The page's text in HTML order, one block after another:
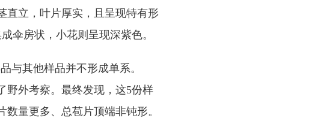
立，叶片厚实，且呈现特有形
伞房状，小花则呈现深紫色。
其他样品并不形成单系。
野外考察。最终发现，这5份样
量更多、总苞片顶端非钝形。